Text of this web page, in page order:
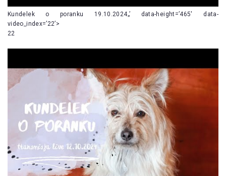
Kundelek o poranku 19.10.2024„’ data-height=’465′ data-
video_index=’22’>
22